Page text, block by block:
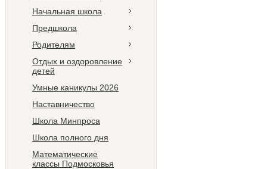
Начальная школа
Предшкола
Родителям
Отдых и оздоровление
детей
Умные каникулы 2026
Наставничество
Школа Минпроса
Школа полного дня
Математические
классы Подмосковья